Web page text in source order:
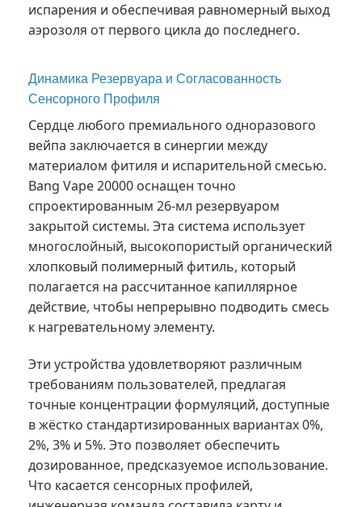
испарения и обеспечивая равномерный выход
аэрозоля от первого цикла до последнего.
Динамика Резервуара и Согласованность
Сенсорного Профиля
Сердце любого премиального одноразового
вейпа заключается в синергии между
материалом фитиля и испарительной смесью.
Bang Vape 20000 оснащен точно
спроектированным 26-мл резервуаром
закрытой системы. Эта система использует
многослойный, высокопористый органический
хлопковый полимерный фитиль, который
полагается на рассчитанное капиллярное
действие, чтобы непрерывно подводить смесь
к нагревательному элементу.
Эти устройства удовлетворяют различным
требованиям пользователей, предлагая
точные концентрации формуляций, доступные
в жёстко стандартизированных вариантах 0%,
2%, 3% и 5%. Это позволяет обеспечить
дозированное, предсказуемое использование.
Что касается сенсорных профилей,